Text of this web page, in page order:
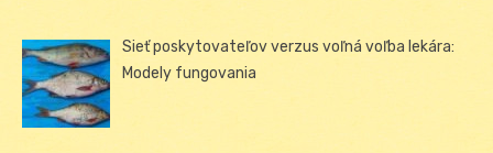
Sieť poskytovateľov verzus voľná voľba lekára:
Modely fungovania